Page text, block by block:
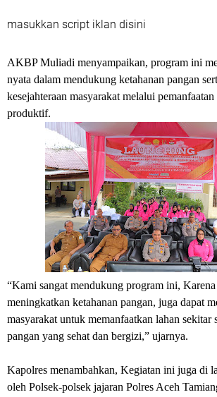
masukkan script iklan disini
AKBP Muliadi menyampaikan, program ini
nyata dalam mendukung ketahanan pangan
kesejahteraan masyarakat melalui
produktif.
“Kami sangat mendukung program ini, Karena
meningkatkan ketahanan pangan, juga dapat
masyarakat untuk memanfaatkan lahan sekitar
pangan yang sehat dan bergizi,” ujarnya.
Kapolres menambahkan, Kegiatan ini juga di
oleh Polsek-polsek jajaran Polres Aceh